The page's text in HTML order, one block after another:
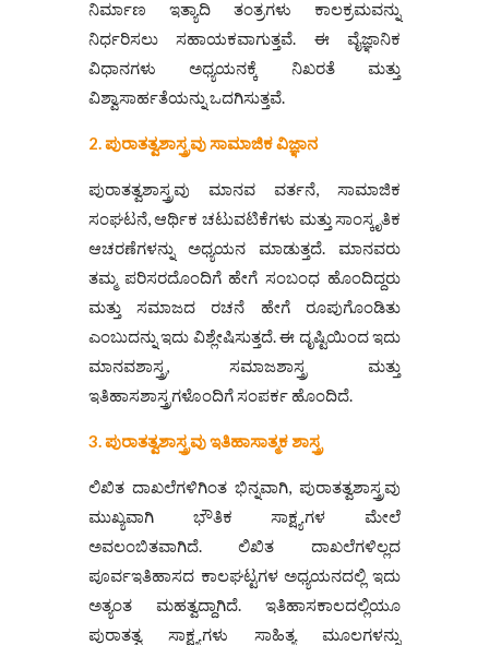
ನಿರ್ಮಾಣ ಇತ್ಯಾದಿ ತಂತ್ರಗಳು ಕಾಲಕ್ರಮವನ್ನು
ನಿರ್ಧರಿಸಲು ಸಹಾಯಕವಾಗುತ್ತವೆ. ಈ ವೈಜ್ಞಾನಿಕ
ವಿಧಾನಗಳು ಅಧ್ಯಯನಕ್ಕೆ ನಿಖರತೆ ಮತ್ತು
ವಿಶ್ವಾಸಾರ್ಹತೆಯನ್ನು ಒದಗಿಸುತ್ತವೆ.
2. ಪುರಾತತ್ವಶಾಸ್ತ್ರವು ಸಾಮಾಜಿಕ ವಿಜ್ಞಾನ
ಪುರಾತತ್ವಶಾಸ್ತ್ರವು ಮಾನವ ವರ್ತನೆ, ಸಾಮಾಜಿಕ
ಸಂಘಟನೆ, ಆರ್ಥಿಕ ಚಟುವಟಿಕೆಗಳು ಮತ್ತು ಸಾಂಸ್ಕೃತಿಕ
ಆಚರಣೆಗಳನ್ನು ಅಧ್ಯಯನ ಮಾಡುತ್ತದೆ. ಮಾನವರು
ತಮ್ಮ ಪರಿಸರದೊಂದಿಗೆ ಹೇಗೆ ಸಂಬಂಧ ಹೊಂದಿದ್ದರು
ಮತ್ತು ಸಮಾಜದ ರಚನೆ ಹೇಗೆ ರೂಪುಗೊಂಡಿತು
ಎಂಬುದನ್ನು ಇದು ವಿಶ್ಲೇಷಿಸುತ್ತದೆ. ಈ ದೃಷ್ಟಿಯಿಂದ ಇದು
ಮಾನವಶಾಸ್ತ್ರ, ಸಮಾಜಶಾಸ್ತ್ರ ಮತ್ತು
ಇತಿಹಾಸಶಾಸ್ತ್ರಗಳೊಂದಿಗೆ ಸಂಪರ್ಕ ಹೊಂದಿದೆ.
3. ಪುರಾತತ್ವಶಾಸ್ತ್ರವುಇತಿಹಾಸಾತ್ಮಕಶಾಸ್ತ್ರ
ಲಿಖಿತ ದಾಖಲೆಗಳಿಗಿಂತ ಭಿನ್ನವಾಗಿ, ಪುರಾತತ್ವಶಾಸ್ತ್ರವು
ಮುಖ್ಯವಾಗಿ ಭೌತಿಕ ಸಾಕ್ಷ್ಯಗಳ ಮೇಲೆ
ಅವಲಂಬಿತವಾಗಿದೆ. ಲಿಖಿತ ದಾಖಲೆಗಳಿಲ್ಲದ
ಪೂರ್ವಇತಿಹಾಸದ ಕಾಲಘಟ್ಟಗಳ ಅಧ್ಯಯನದಲ್ಲಿ ಇದು
ಅತ್ಯಂತ ಮಹತ್ವದ್ದಾಗಿದೆ. ಇತಿಹಾಸಕಾಲದಲ್ಲಿಯೂ
ಪುರಾತತ್ವ ಸಾಕ್ಷ್ಯಗಳು ಸಾಹಿತ್ಯ ಮೂಲಗಳನ್ನು